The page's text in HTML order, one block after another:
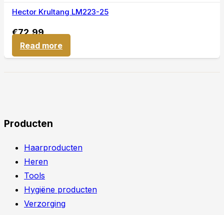
Hector Krultang LM223-25
€72,99
Read more
Producten
Haarproducten
Heren
Tools
Hygiëne producten
Verzorging